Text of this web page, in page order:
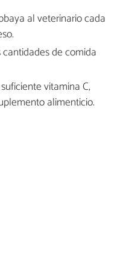
al veterinario cada
de comida
vitamina C,
alimenticio.